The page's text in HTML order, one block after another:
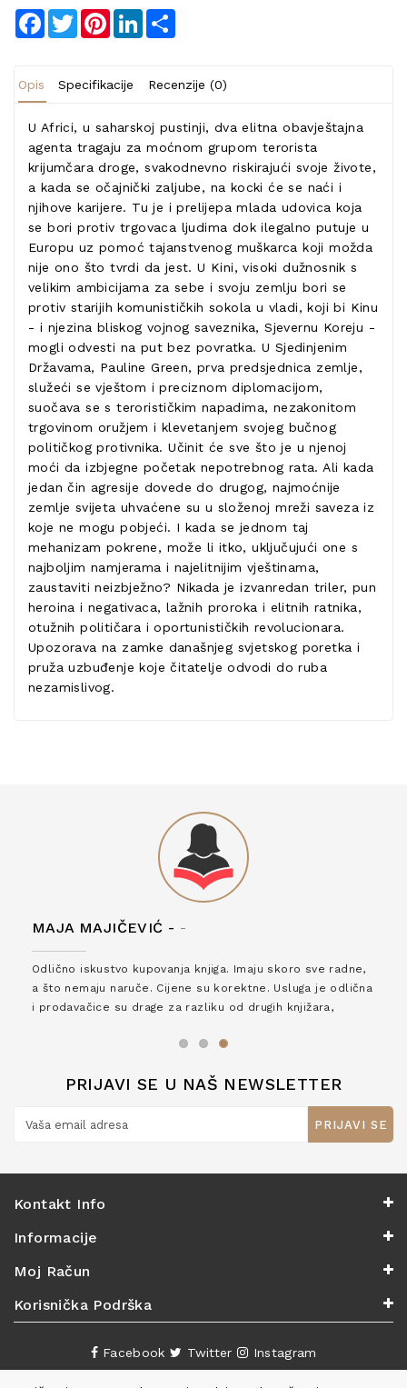
Facebook
TwitterPinterestLinkedIn
Opis Specifikacije Recenzije (0)
U Africi, u saharskoj pustinji, dva elitna obavještajna
agenta tragaju za moćnom grupom terorista
krijumčara droge, svakodnevno riskirajući svoje živote,
a kada se očajnički zaljube, na kocki će se naći i
njihove karijere. Tu je i prelijepa mlada udovica koja
se bori protiv trgovaca ljudima dok ilegalno putuje u
Europu uz pomoć tajanstvenog muškarca koji možda
nije ono što tvrdi da jest. U Kini, visoki dužnosnik s
velikim ambicijama za sebe i svoju zemlju bori se
protiv starijih komunističkih sokola u vladi, koji bi Kinu
- i njezina bliskog vojnog saveznika, Sjevernu Koreju -
mogli odvesti na put bez povratka. U Sjedinjenim
Državama, Pauline Green, prva predsjednica zemlje,
služeći se vještom i preciznom diplomacijom,
suočava se s terorističkim napadima, nezakonitom
trgovinom oružjem i klevetanjem svojeg bučnog
političkog protivnika. Učinit će sve što je u njenoj
moći da izbjegne početak nepotrebnog rata. Ali kada
jedan čin agresije dovede do drugog, najmoćnije
zemlje svijeta uhvaćene su u složenoj mreži saveza iz
koje ne mogu pobjeći. I kada se jednom taj
mehanizam pokrene, može li itko, uključujući one s
najboljim namjerama i najelitnijim vještinama,
zaustaviti neizbježno? Nikada je izvanredan triler, pun
heroina i negativaca, lažnih proroka i elitnih ratnika,
otužnih političara i oportunističkih revolucionara.
Upozorava na zamke današnjeg svjetskog poretka i
pruža uzbuđenje koje čitatelje odvodi do ruba
nezamislivog.
MAJA MAJIČEVIĆ - -
Odlično iskustvo kupovanja knjiga. Imaju skoro sve radne,
a što nemaju naruče. Cijene su korektne. Usluga je odlična
i prodavačice su drage za razliku od drugih knjižara,
PRIJAVI SE U NAŠ NEWSLETTER
PRIJAVI SE
Kontakt Info
Informacije
Moj Račun
Korisnička Podrška
Facebook Twitter Instagram